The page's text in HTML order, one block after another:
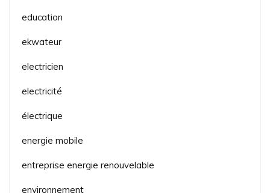
education
ekwateur
electricien
electricité
électrique
energie mobile
entreprise energie renouvelable
environnement